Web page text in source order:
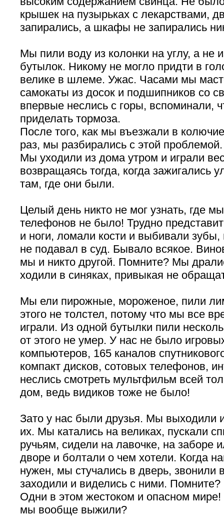
крышек на пузырьках с лекарствами,
запирались, а шкафы не запирались
Мы пили воду из колонки на углу, а не
бутылок. Никому не могло придти в
велике в шлеме. Ужас. Часами мы
самокаты из досок и подшипников со
впервые неслись с горы, вспоминали,
приделать тормоза.
После того, как мы въезжали в
раз, мы разбирались с этой проблемой.
Мы уходили из дома утром и играли
возвращаясь тогда, когда зажигались
там, где они были.
Целый день никто не мог узнать, где
телефонов не было! Трудно
и ноги, ломали кости и выбивали зубы,
не подавал в суд. Бывало всякое.
мы и никто другой. Помните? Мы
ходили в синяках, привыкая не
Мы ели пирожные, мороженое, пили
этого не толстел, потому что мы все
играли. Из одной бутылки пили
от этого не умер. У нас не было
компьютеров, 165 каналов
компакт дисков, сотовых телефонов,
неслись смотреть мультфильм всей
дом, ведь видиков тоже не было!
Зато у нас были друзья. Мы выходили
их. Мы катались на великах, пускали
ручьям, сидели на лавочке, на заборе
дворе и болтали о чем хотели. Когда
нужен, мы стучались в дверь, звонили
заходили и виделись с ними.
Одни в этом жестоком и опасном
мы вообще выжили?